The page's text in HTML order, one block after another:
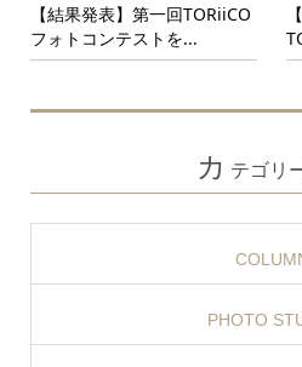
【結果発表】第一回TORiiCO
フォトコンテストを...
カ テゴリ
PHOTO